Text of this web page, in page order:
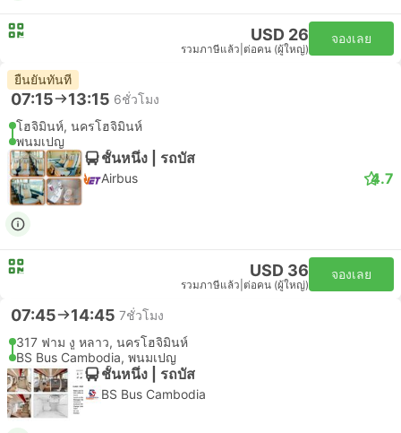
USD 26
รวมภาษีแล้ว ต่อคน (ผู้ใหญ่)
จองเลย
ยืนยันทันที
07:15 13:15 6ชั่วโมง
โฮจิมินห์, นครโฮจิมินห์
พนมเปญ
ชั้นหนึ่ง | รถบัส
Airbus 4.7
USD 36
รวมภาษีแล้ว ต่อคน (ผู้ใหญ่)
จองเลย
07:45 14:45 7ชั่วโมง
317 ฟาม งู หลาว, นครโฮจิมินห์
BS Bus Cambodia, พนมเปญ
ชั้นหนึ่ง | รถบัส
BS Bus Cambodia